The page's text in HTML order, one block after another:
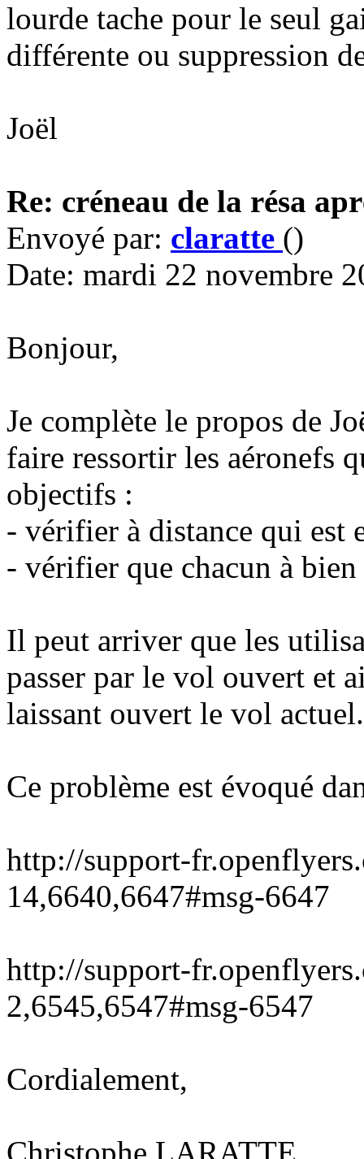
lourde tache pour le seul
différente ou suppression
Joël
Re: créneau de la résa
Envoyé par: claratte ()
Date: mardi 22 novembre
Bonjour,
Je complète le propos de
faire ressortir les aéronefs
objectifs :
- vérifier à distance qui
- vérifier que chacun à
Il peut arriver que les
passer par le vol ouvert et
laissant ouvert le vol actuel.
Ce problème est évoqué
http://support-
14,6640,6647#msg-6647
http://support-
2,6545,6547#msg-6547
Cordialement,